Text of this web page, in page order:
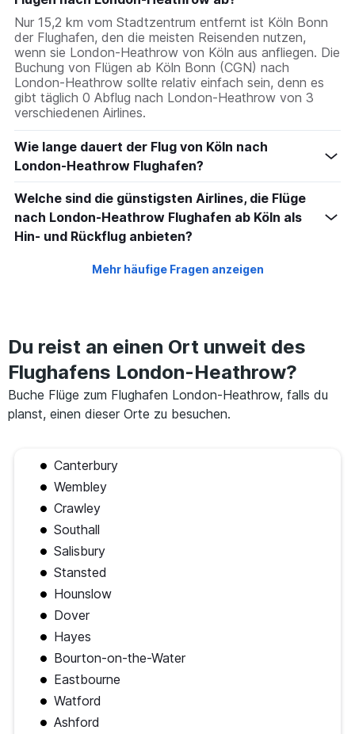
Nur 15,2 km vom Stadtzentrum entfernt ist Köln Bonn
der Flughafen, den die meisten Reisenden nutzen,
wenn sie London-Heathrow von Köln aus anfliegen. Die
Buchung von Flügen ab Köln Bonn (CGN) nach
London-Heathrow sollte relativ einfach sein, denn es
gibt täglich 0 Abflug nach London-Heathrow von 3
verschiedenen Airlines.
Wie lange dauert der Flug von Köln nach
London-Heathrow Flughafen?
Welche sind die günstigsten Airlines, die Flüge
nach London-Heathrow Flughafen ab Köln als
Hin- und Rückflug anbieten?
Mehr häufige Fragen anzeigen
Du reist an einen Ort unweit des
Flughafens London-Heathrow?
Buche Flüge zum Flughafen London-Heathrow, falls du
planst, einen dieser Orte zu besuchen.
Canterbury
Wembley
Crawley
Southall
Salisbury
Stansted
Hounslow
Dover
Hayes
Bourton-on-the-Water
Eastbourne
Watford
Ashford